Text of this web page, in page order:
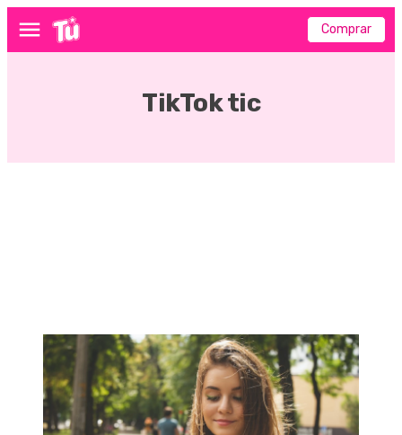
Menú Comprar
TikTok tic